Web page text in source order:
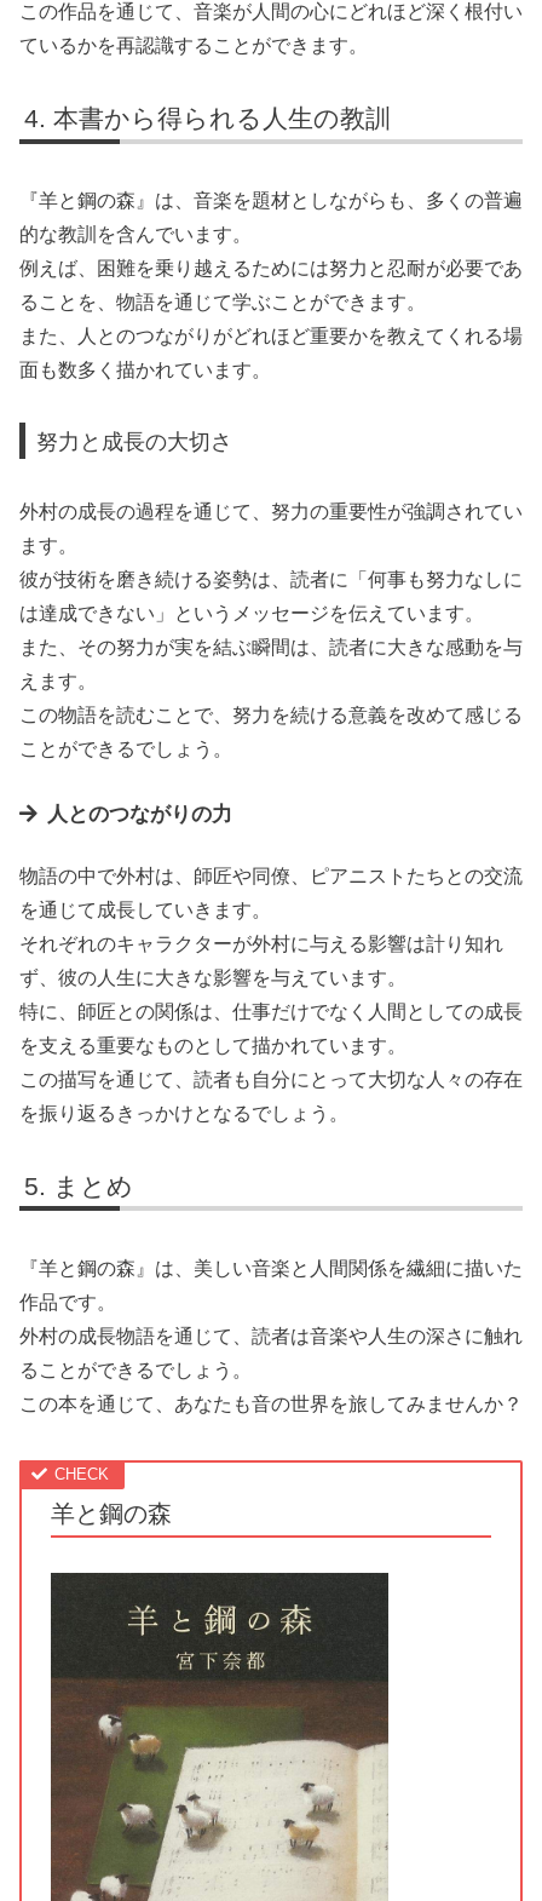
この作品を通じて、音楽が人間の心にどれほど深く根付い
ているかを再認識することができます。
本書から得られる人生の教訓
『羊と鋼の森』は、音楽を題材としながらも、多くの普遍
的な教訓を含んでいます。
例えば、困難を乗り越えるためには努力と忍耐が必要であ
ることを、物語を通じて学ぶことができます。
また、人とのつながりがどれほど重要かを教えてくれる場
面も数多く描かれています。
努力と成長の大切さ
外村の成長の過程を通じて、努力の重要性が強調されてい
ます。
彼が技術を磨き続ける姿勢は、読者に「何事も努力なしに
は達成できない」というメッセージを伝えています。
また、その努力が実を結ぶ瞬間は、読者に大きな感動を与
えます。
この物語を読むことで、努力を続ける意義を改めて感じる
ことができるでしょう。
人とのつながりの力
物語の中で外村は、師匠や同僚、ピアニストたちとの交流
を通じて成長していきます。
それぞれのキャラクターが外村に与える影響は計り知れ
ず、彼の人生に大きな影響を与えています。
特に、師匠との関係は、仕事だけでなく人間としての成長
を支える重要なものとして描かれています。
この描写を通じて、読者も自分にとって大切な人々の存在
を振り返るきっかけとなるでしょう。
まとめ
『羊と鋼の森』は、美しい音楽と人間関係を繊細に描いた
作品です。
外村の成長物語を通じて、読者は音楽や人生の深さに触れ
ることができるでしょう。
この本を通じて、あなたも音の世界を旅してみませんか？
羊と鋼の森